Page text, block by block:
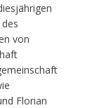
von
Florian